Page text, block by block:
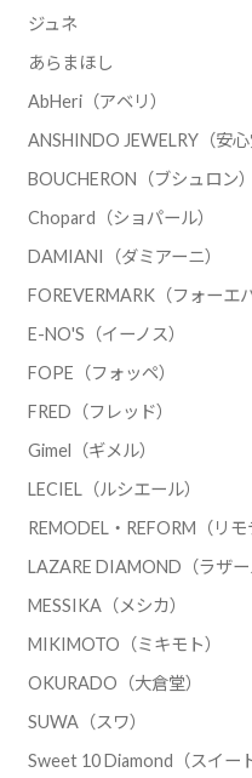
ジュネ
あらまほし
AbHeri（アベリ）
ANSHINDO JEWELRY（安心
BOUCHERON（ブシュロン）
Chopard（ショパール）
DAMIANI（ダミアーニ）
FOREVERMARK（フォーエ
E-NO'S（イーノス）
FOPE（フォッペ）
FRED（フレッド）
Gimel（ギメル）
LECIEL（ルシエール）
REMODEL・REFORM（リ
LAZARE DIAMOND（ラザー
MESSIKA（メシカ）
MIKIMOTO（ミキモト）
OKURADO（大倉堂）
SUWA（スワ）
Sweet 10 Diamond（スイー